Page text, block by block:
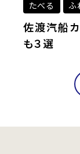
たべる ふ
佐渡汽船カ
も３選